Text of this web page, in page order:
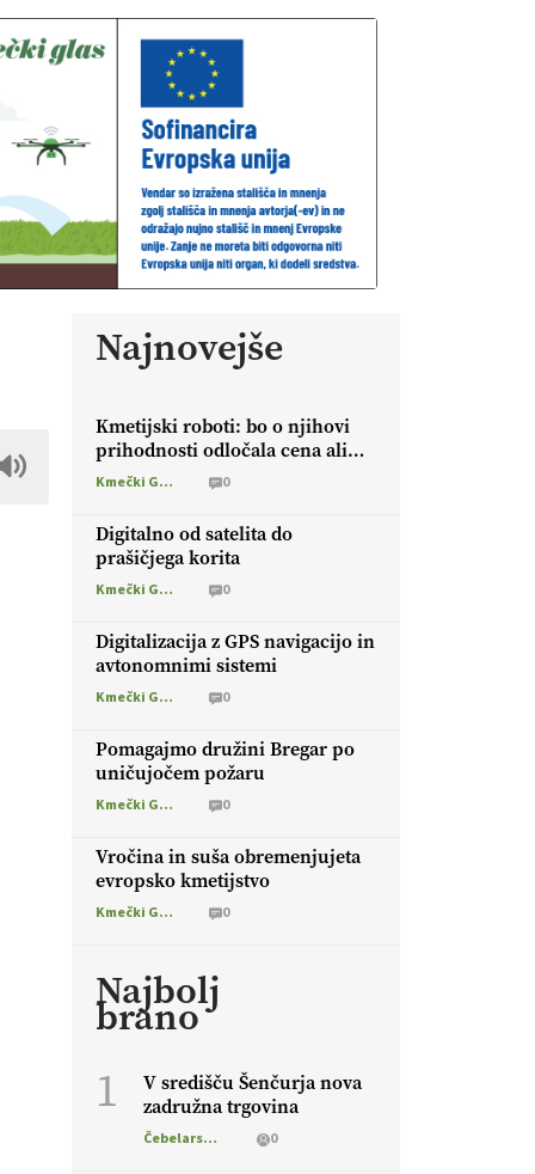
Najnovejše
Kmetijski roboti: bo o njihovi
prihodnosti odločala cena ali
prednosti za kmetijo?
Kmečki Glas 0
Digitalno od satelita do
prašičjega korita
Kmečki Glas 0
Digitalizacija z GPS navigacijo in
avtonomnimi sistemi
Kmečki Glas 0
Pomagajmo družini Bregar po
uničujočem požaru
Kmečki Glas 0
Vročina in suša obremenjujeta
evropsko kmetijstvo
Kmečki Glas 0
Najbolj
brano
1
V središču Šenčurja nova
zadružna trgovina
Čebelarstvo 0